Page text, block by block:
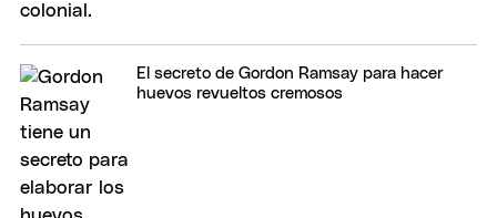
El secreto de Gordon Ramsay para hacer
huevos revueltos cremosos